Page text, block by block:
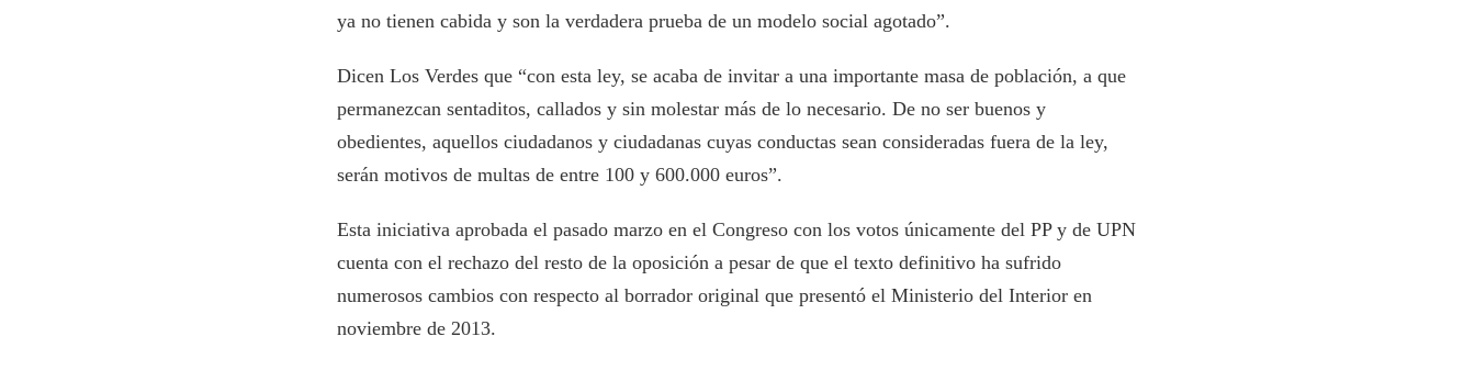
ya no tienen cabida y son la verdadera prueba de un modelo social agotado”.
Dicen Los Verdes que “con esta ley, se acaba de invitar a una importante masa de población, a que
permanezcan sentaditos, callados y sin molestar más de lo necesario. De no ser buenos y
obedientes, aquellos ciudadanos y ciudadanas cuyas conductas sean consideradas fuera de la ley,
serán motivos de multas de entre 100 y 600.000 euros”.
Esta iniciativa aprobada el pasado marzo en el Congreso con los votos únicamente del PP y de UPN
cuenta con el rechazo del resto de la oposición a pesar de que el texto definitivo ha sufrido
numerosos cambios con respecto al borrador original que presentó el Ministerio del Interior en
noviembre de 2013.